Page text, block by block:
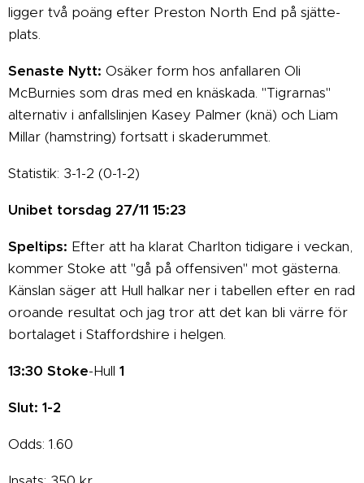
ligger två poäng efter Preston North End på sjätte-
plats.
Senaste Nytt: Osäker form hos anfallaren Oli
McBurnies som dras med en knäskada. "Tigrarnas"
alternativ i anfallslinjen Kasey Palmer (knä) och Liam
Millar (hamstring) fortsatt i skaderummet.
Statistik: 3-1-2 (0-1-2)
Unibet torsdag 27/11 15:23
Speltips: Efter att ha klarat Charlton tidigare i veckan,
kommer Stoke att "gå på offensiven" mot gästerna.
Känslan säger att Hull halkar ner i tabellen efter en rad
oroande resultat och jag tror att det kan bli värre för
bortalaget i Staffordshire i helgen.
13:30 Stoke-Hull 1
Slut: 1-2
Odds: 1.60